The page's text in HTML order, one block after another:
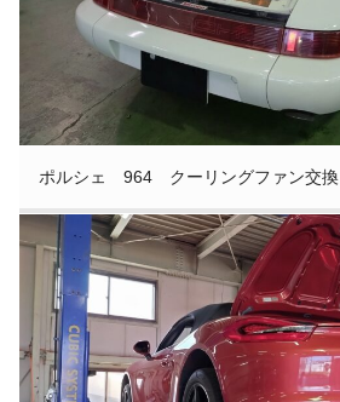
ポルシェ 964 クーリングファン交換